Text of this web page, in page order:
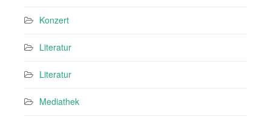
Konzert
Literatur
Literatur
Mediathek